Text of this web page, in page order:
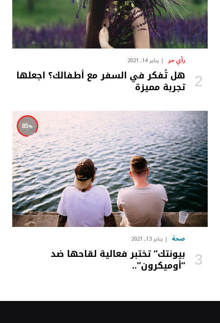
رأي حر يناير 14, 2021
هل تُفكر في السفر مع أطفالك؟ اجعلها
تجربة مميزة
85
صحة يناير 13, 2021
بيونتك” تختبر فعالية لقاحها ضد
“أوميكرون”..